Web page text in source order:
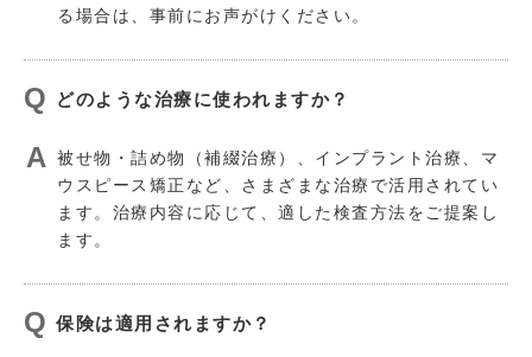
る場合は、事前にお声がけください。
どのような治療に使われますか？
被せ物・詰め物（補綴治療）、インプラント治療、マ
ウスピース矯正など、さまざまな治療で活用されてい
ます。治療内容に応じて、適した検査方法をご提案し
ます。
保険は適用されますか？